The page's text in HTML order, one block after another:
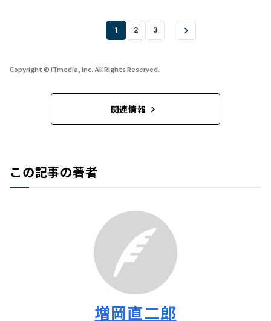
1 2 3
Copyright © ITmedia, Inc. All Rights Reserved.
関連情報
この記事の著者
増岡直二郎